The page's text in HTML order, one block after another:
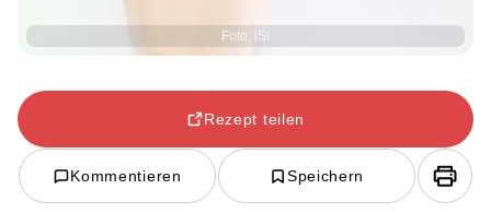
Foto: iSi
Rezept teilen
Kommentieren Speichern